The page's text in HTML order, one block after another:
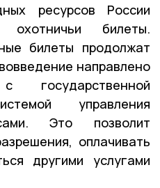
ресурсов России
охотничьи билеты.
билеты продолжат
направлено
управления
Это позволит
оплачивать
другими услугами